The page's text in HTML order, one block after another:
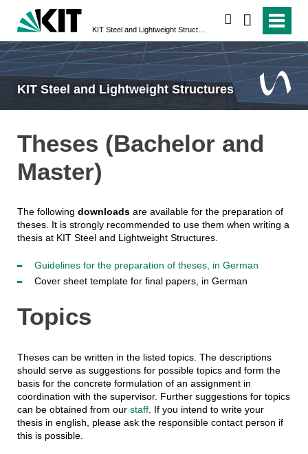
KIT Steel and Lightweight Structures
Theses (Bachelor and
Master)
The following downloads are available for the preparation of
theses. It is strongly recommended to use them when writing a
thesis at KIT Steel and Lightweight Structures.
Guidelines for the preparation of theses, in German
Cover sheet template for final papers, in German
Topics
Theses can be written in the listed topics. The descriptions
should serve as suggestions for possible topics and form the
basis for the concrete formulation of an assignment in
coordination with the supervisor. Further suggestions for topics
can be obtained from our staff. If you intend to write your
thesis in english, please ask the responsible contact person if
this is possible.